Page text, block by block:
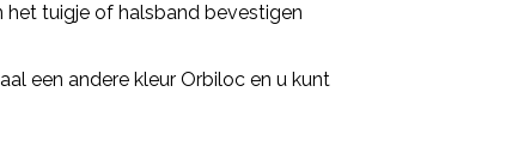
het tuigje of halsband bevestigen
een andere kleur Orbiloc en u kunt